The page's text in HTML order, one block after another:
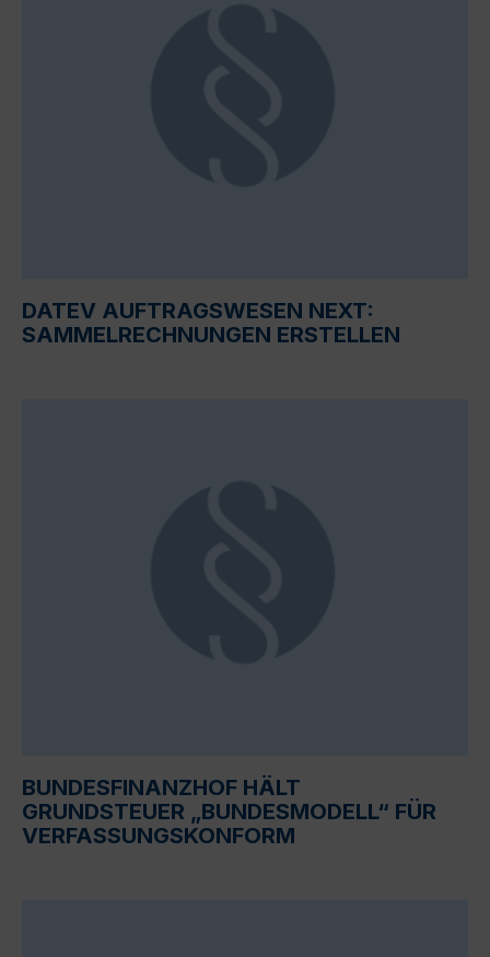
DATEV AUFTRAGSWESEN NEXT:
SAMMELRECHNUNGEN ERSTELLEN
BUNDESFINANZHOF HÄLT
GRUNDSTEUER „BUNDESMODELL“ FÜR
VERFASSUNGSKONFORM